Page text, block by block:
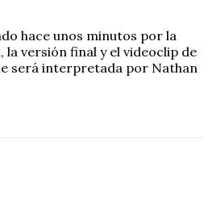
hace unos minutos por la
la versión final y el videoclip de
será interpretada por Nathan